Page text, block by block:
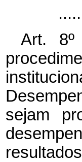
Art. 8º
sejam